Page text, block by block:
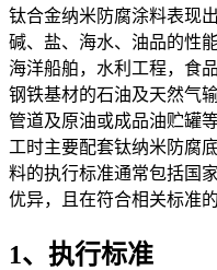
钛合金纳米防腐涂料表现
碱、盐、海水、油品的性
海洋船舶，水利工程，食
钢铁基材的石油及天然气
管道及原油或成品油贮罐
工时主要配套钛纳米防腐
料的执行标准通常包括国
优异，且在符合相关标准
1、执行标准